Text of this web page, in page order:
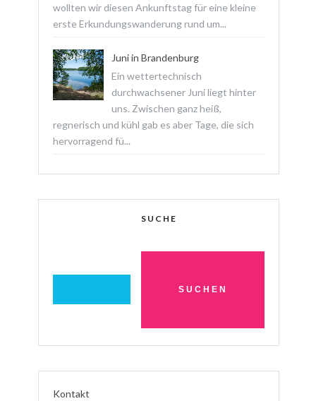
wollten wir diesen Ankunftstag für eine kleine
erste Erkundungswanderung rund um...
Juni in Brandenburg
Ein wettertechnisch
durchwachsener Juni liegt hinter
uns. Zwischen ganz heiß,
regnerisch und kühl gab es aber Tage, die sich
hervorragend fü...
SUCHE
Kontakt